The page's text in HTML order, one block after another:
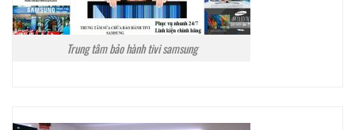
Trung tâm bảo hành tivi samsung